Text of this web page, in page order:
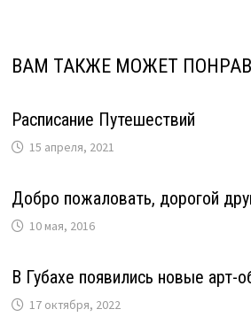
ВАМ ТАКЖЕ МОЖЕТ
Расписание Путешествий
15 апреля, 2021
Добро пожаловать, дорогой
10 мая, 2016
В Губахе появились новые арт-
17 октября, 2022